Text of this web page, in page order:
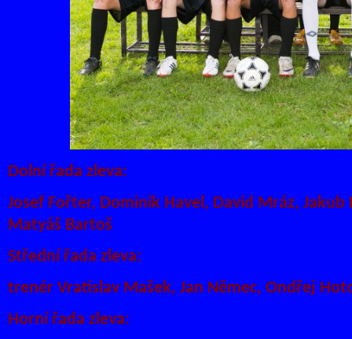
Dolní řada zleva:
Josef Fořter, Dominik Havel, David Mráz,
Matyáš Bartoš
Střední řada zleva:
trenér Vratislav Mašek, Jan Němec, Ondřej
Horní řada zleva: